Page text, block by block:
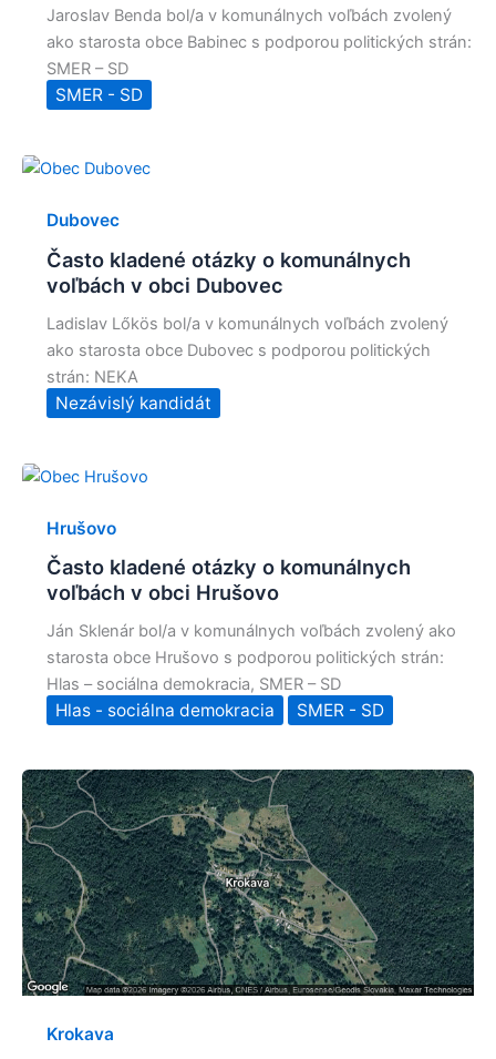
Jaroslav Benda bol/a v komunálnych voľbách zvolený
ako starosta obce Babinec s podporou politických strán:
SMER – SD
SMER - SD
Dubovec
Často kladené otázky o komunálnych
voľbách v obci Dubovec
Ladislav Lőkös bol/a v komunálnych voľbách zvolený
ako starosta obce Dubovec s podporou politických
strán: NEKA
Nezávislý kandidát
Hrušovo
Často kladené otázky o komunálnych
voľbách v obci Hrušovo
Ján Sklenár bol/a v komunálnych voľbách zvolený ako
starosta obce Hrušovo s podporou politických strán:
Hlas – sociálna demokracia, SMER – SD
Hlas - sociálna demokracia SMER - SD
Krokava